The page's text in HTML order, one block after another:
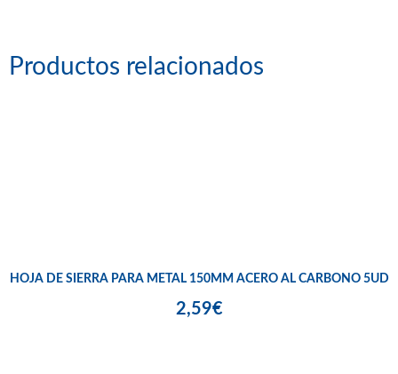
Productos relacionados
HOJA DE SIERRA PARA METAL 150MM ACERO AL CARBONO 5UD
2,59€